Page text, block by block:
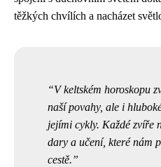
těžkých chvílích a nacházet
V keltském horoskopu
naší povahy, ale i
jejími cykly. Každé zvíře
dary a učení, které nám
cestě.